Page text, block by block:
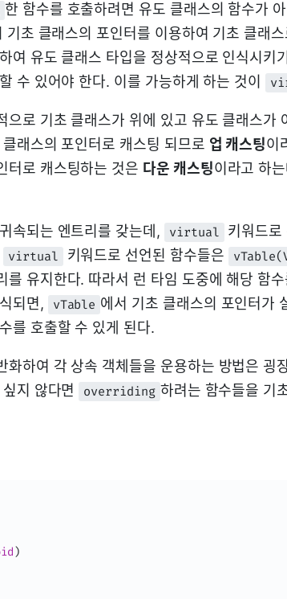
한 함수를 호출하려면 유도 클래스의 함수가
초 클래스의 포인터를 이용하여 기초 클래
여 유도 클래스 타입을 정상적으로 인식시키
수 있어야 한다. 이를 가능하게 하는 것이
으로 기초 클래스가 위에 있고 유도 클래스가
래스의 포인터로 캐스팅 되므로 업 캐스팅이
터로 캐스팅하는 것은 다운 캐스팅이라고 하
속되는 엔트리를 갖는데, virtual
키워드로
virtual 키워드로 선언된 함수들은
를 유지한다. 따라서 런 타임 도중에 해당 함
되면,
vTable 에서 기초 클래스의 포인터가
를 호출할 수 있게 된다.
화하여 각 상속 객체들을 운용하는 방법은 굉
지 않다면
overriding 하려는 함수들을 기
)